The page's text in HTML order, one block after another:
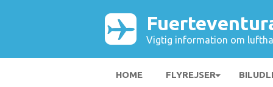
Vigtig information om
HOME FLYREJSER